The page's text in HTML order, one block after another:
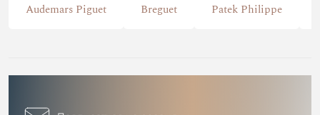
Audemars Piguet Breguet Patek Philippe